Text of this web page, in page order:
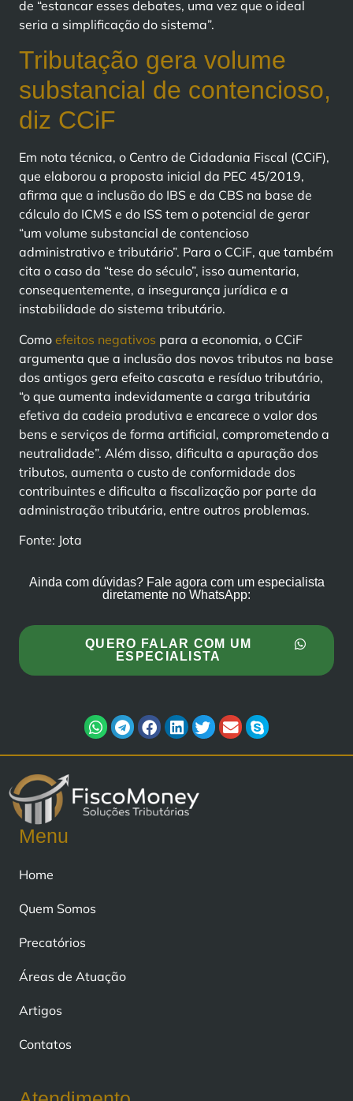
de “estancar esses debates, uma vez que o ideal
seria a simplificação do sistema”.
Tributação gera volume
substancial de contencioso,
diz CCiF
Em nota técnica, o Centro de Cidadania Fiscal (CCiF),
que elaborou a proposta inicial da PEC 45/2019,
afirma que a inclusão do IBS e da CBS na base de
cálculo do ICMS e do ISS tem o potencial de gerar
“um volume substancial de contencioso
administrativo e tributário”. Para o CCiF, que também
cita o caso da “tese do século”, isso aumentaria,
consequentemente, a insegurança jurídica e a
instabilidade do sistema tributário.
Como efeitos negativos para a economia, o CCiF
argumenta que a inclusão dos novos tributos na base
dos antigos gera efeito cascata e resíduo tributário,
“o que aumenta indevidamente a carga tributária
efetiva da cadeia produtiva e encarece o valor dos
bens e serviços de forma artificial, comprometendo a
neutralidade”. Além disso, dificulta a apuração dos
tributos, aumenta o custo de conformidade dos
contribuintes e dificulta a fiscalização por parte da
administração tributária, entre outros problemas.
Fonte: Jota
Ainda com dúvidas? Fale agora com um especialista
diretamente no WhatsApp:
QUERO FALAR COM UM
ESPECIALISTA
Menu
Home
Quem Somos
Precatórios
Áreas de Atuação
Artigos
Contatos